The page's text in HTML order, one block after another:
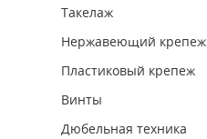
Такелаж
Нержавеющий крепеж
Пластиковый крепеж
Винты
Дюбельная техника